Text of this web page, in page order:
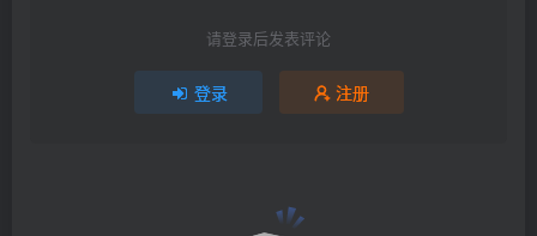
请登录后发表评论
登录 注册